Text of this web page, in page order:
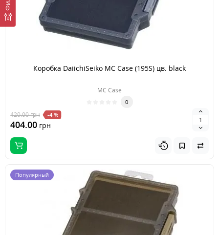
Коробка DaiichiSeiko MC Case (195S) цв. black
MC Case
0
420.00грн -4 %
404.00 грн
Популярный